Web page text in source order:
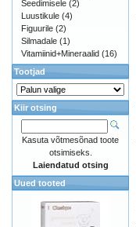
Seedimisele (2)
Luustikule (4)
Figuurile (2)
Silmadale (1)
Vitamiinid+Mineraalid (16)
Tootjad
Kiir otsing
Kasuta võtmesõnad toote
otsimiseks.
Laiendatud otsing
Uued tooted